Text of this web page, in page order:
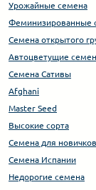
Урожайные семена
Феминизированные
Семена открытого
Автоцветущие
Семена Сативы
Afghani
Master Seed
Высокие сорта
Cемена для новичков
Семена Испании
Недорогие семена